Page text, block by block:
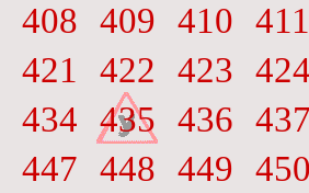
408 409 410 411
421 422 423
434 435 436
447 448 449